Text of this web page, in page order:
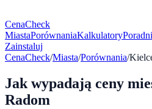
CenaCheck
MiastaPorównaniaKalkulatory
Zainstaluj
CenaCheck/Miasta/Porównania/
Jak wypadają ceny
Radom